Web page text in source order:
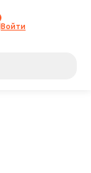
Войти